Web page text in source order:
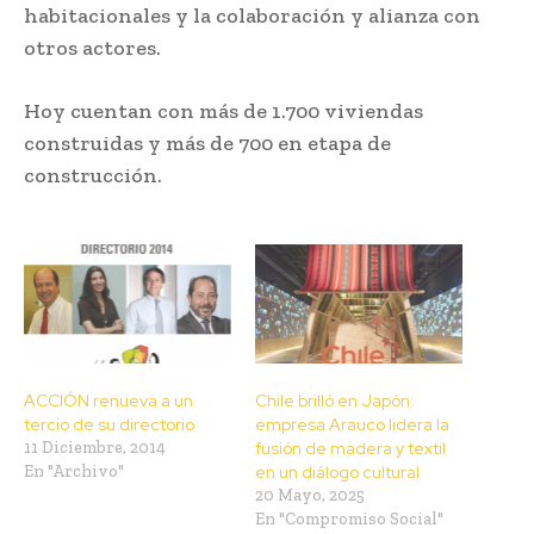
habitacionales y la colaboración y alianza con
otros actores.
Hoy cuentan con más de 1.700 viviendas
construidas y más de 700 en etapa de
construcción.
ACCIÓN renueva a un
tercio de su directorio
11 Diciembre, 2014
En "Archivo"
Chile brilló en Japón:
empresa Arauco lidera la
fusión de madera y textil
en un diálogo cultural
20 Mayo, 2025
En "Compromiso Social"